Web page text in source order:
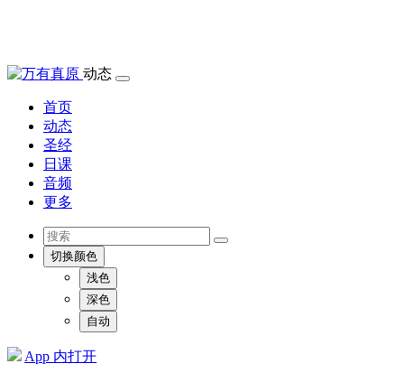
动态
首页
动态
圣经
日课
音频
更多
切换颜色
浅色
深色
自动
App 内打开